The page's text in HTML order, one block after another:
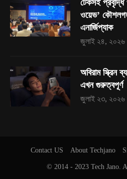
টেকসই প্রবৃদ্ধি
ওয়েভ’
এনার্জিপ্যাক
জুলাই ২৪, ২০২৬
অবিরাম স্ক্রিন
এখন গুরুত্বপূর্ণ
জুলাই ২৩, ২০২৬
Contact US About Techjano
© 2014 - 2023 Tech Jano.